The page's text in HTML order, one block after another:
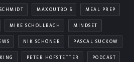
MAXOUTBOIS MEAL PREP
MIKE SCHOLLBACH MINDSET
NIK SCHÖNER PASCAL SUCKOW
PETER HOFSTETTER PODCAST